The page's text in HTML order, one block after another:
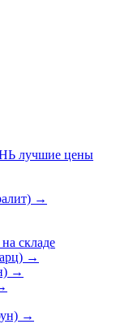
лучшие цены
→
на складе
→
→
→